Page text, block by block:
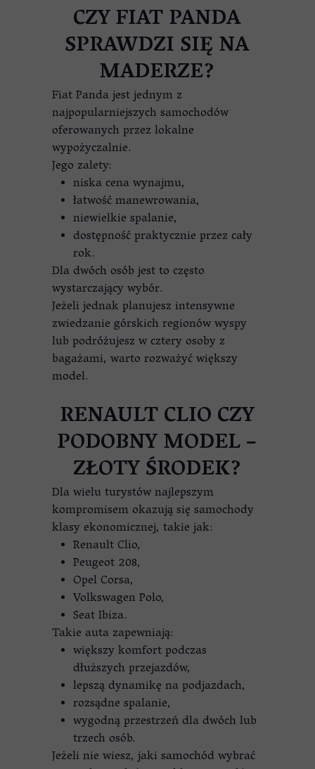
CZY FIAT PANDA
SPRAWDZI SIĘ NA
MADERZE?
Fiat Panda jest jednym z
najpopularniejszych samochodów
oferowanych przez lokalne
wypożyczalnie.
Jego zalety:
niska cena wynajmu,
łatwość manewrowania,
niewielkie spalanie,
dostępność praktycznie przez cały
rok.
Dla dwóch osób jest to często
wystarczający wybór.
Jeżeli jednak planujesz intensywne
zwiedzanie górskich regionów wyspy
lub podróżujesz w cztery osoby z
bagażami, warto rozważyć większy
model.
RENAULT CLIO CZY
PODOBNY MODEL –
ZŁOTY ŚRODEK?
Dla wielu turystów najlepszym
kompromisem okazują się samochody
klasy ekonomicznej, takie jak:
Renault Clio,
Peugeot 208,
Opel Corsa,
Volkswagen Polo,
Seat Ibiza.
Takie auta zapewniają:
większy komfort podczas
dłuższych przejazdów,
lepszą dynamikę na podjazdach,
rozsądne spalanie,
wygodną przestrzeń dla dwóch lub
trzech osób.
Jeżeli nie wiesz, jaki samochód wybrać